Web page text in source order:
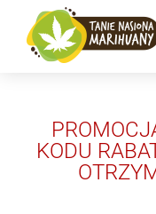
KODU